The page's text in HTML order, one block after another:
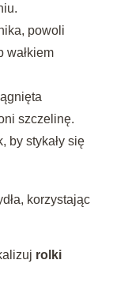
powoli
wałkiem
szczelinę.
by stykały się
korzystając
rolki